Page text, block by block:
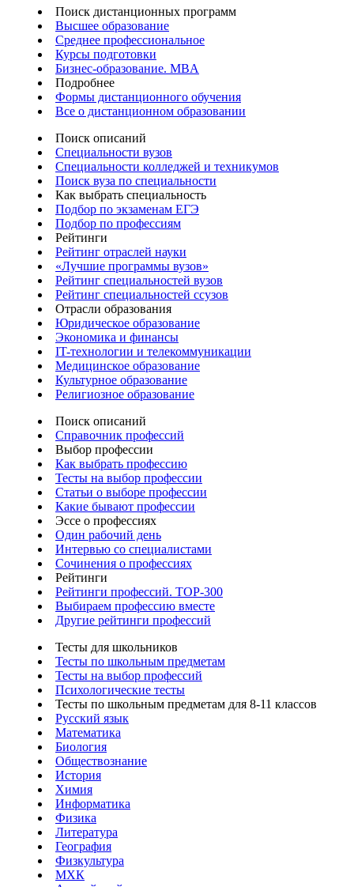
Поиск дистанционных программ
Высшее образование
Среднее профессиональное
Курсы подготовки
Бизнес-образование. MBA
Подробнее
Формы дистанционного обучения
Все о дистанционном образовании
Поиск описаний
Специальности вузов
Специальности колледжей и техникумов
Поиск вуза по специальности
Как выбрать специальность
Подбор по экзаменам ЕГЭ
Подбор по профессиям
Рейтинги
Рейтинг отраслей науки
«Лучшие программы вузов»
Рейтинг специальностей вузов
Рейтинг специальностей ссузов
Отрасли образования
Юридическое образование
Экономика и финансы
IT-технологии и телекоммуникации
Медицинское образование
Культурное образование
Религиозное образование
Поиск описаний
Справочник профессий
Выбор профессии
Как выбрать профессию
Тесты на выбор профессии
Статьи о выборе профессии
Какие бывают профессии
Эссе о профессиях
Один рабочий день
Интервью со специалистами
Сочинения о профессиях
Рейтинги
Рейтинги профессий. TOP-300
Выбираем профессию вместе
Другие рейтинги профессий
Тесты для школьников
Тесты по школьным предметам
Тесты на выбор профессий
Психологические тесты
Тесты по школьным предметам для 8-11 классов
Русский язык
Математика
Биология
Обществознание
История
Химия
Информатика
Физика
Литература
География
Физкультура
МХК